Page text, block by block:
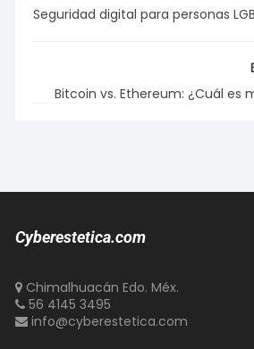
Seguridad digital para personas
Bitcoin vs. Ethereum: ¿Cuál es
Cyberestetica.com
Chimalhuacán Edo. Méx.
56 4145 3495
info@cyberestetica.com